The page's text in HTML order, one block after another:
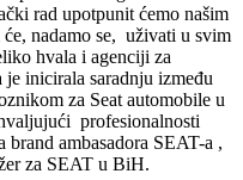
rad upotpunit ćemo našim
nadamo se, uživati u svim
hvala i agenciji za
inicirala saradnju između
za Seat automobile u
profesionalnosti
ambasadora SEAT-a ,
za SEAT u BiH.